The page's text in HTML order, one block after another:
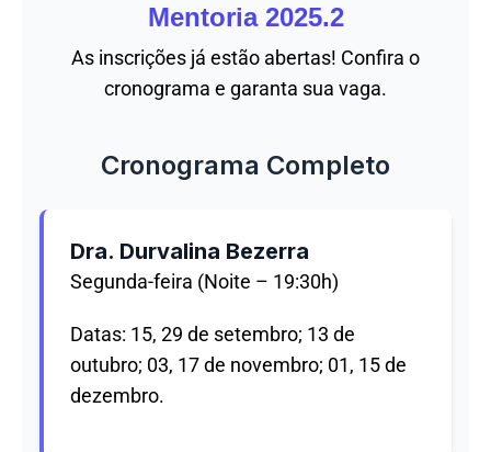
Mentoria 2025.2
As inscrições já estão abertas! Confira o
cronograma e garanta sua vaga.
Cronograma Completo
Dra. Durvalina Bezerra
Segunda-feira (Noite – 19:30h)
Datas: 15, 29 de setembro; 13 de
outubro; 03, 17 de novembro; 01, 15 de
dezembro.